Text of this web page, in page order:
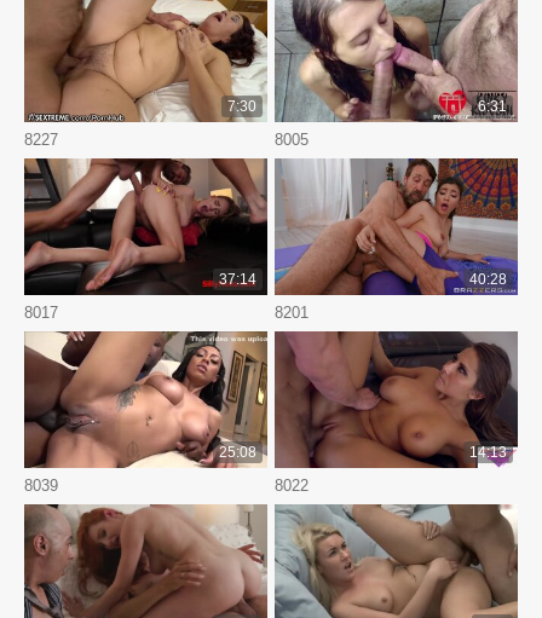
8227
7:30
8005
6:31
8017
37:14
8201
40:28
8039
25:08
8022
14:13